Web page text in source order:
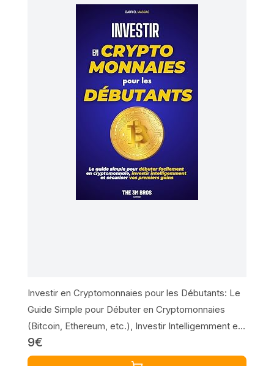
Investir en Cryptomonnaies pour les Débutants: Le
Guide Simple pour Débuter en Cryptomonnaies
(Bitcoin, Ethereum, etc.), Investir Intelligemment et
Sécuriser vos Premiers Gains
9€